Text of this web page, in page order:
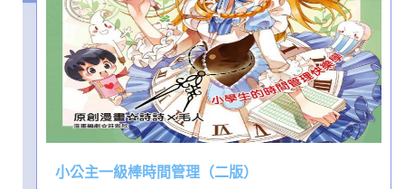
小公主一級棒時間管理（二版）